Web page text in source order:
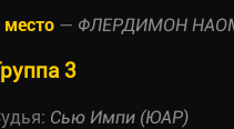
место — ФЛЕРДИМОН
3
Сью Импи (ЮАР)